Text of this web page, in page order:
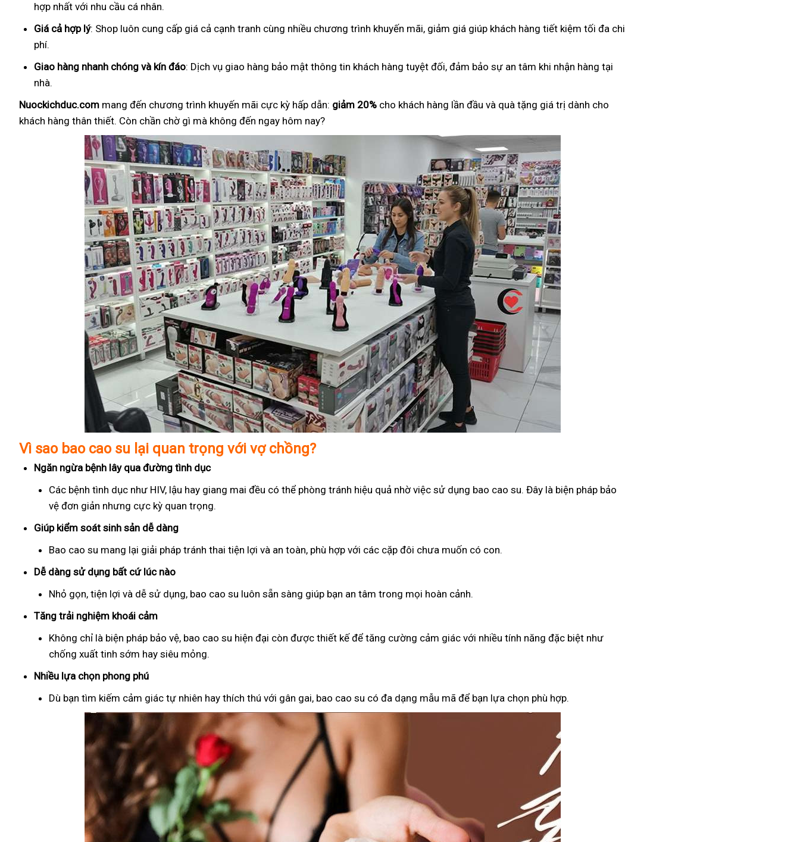
hợp nhất với nhu cầu cá nhân.
Giá cả hợp lý: Shop luôn cung cấp giá cả cạnh tranh cùng nhiều chương trình khuyến mãi, giảm giá giúp khách hàng tiết kiệm tối đa chi
phí.
Giao hàng nhanh chóng và kín đáo: Dịch vụ giao hàng bảo mật thông tin khách hàng tuyệt đối, đảm bảo sự an tâm khi nhận hàng tại
nhà.
Nuockichduc.com mang đến chương trình khuyến mãi cực kỳ hấp dẫn: giảm 20% cho khách hàng lần đầu và quà tặng giá trị dành cho
khách hàng thân thiết. Còn chần chờ gì mà không đến ngay hôm nay?
Vì sao bao cao su lại quan trọng với vợ chồng?
Ngăn ngừa bệnh lây qua đường tình dục
Các bệnh tình dục như HIV, lậu hay giang mai đều có thể phòng tránh hiệu quả nhờ việc sử dụng bao cao su. Đây là biện pháp bảo
vệ đơn giản nhưng cực kỳ quan trọng.
Giúp kiểm soát sinh sản dễ dàng
Bao cao su mang lại giải pháp tránh thai tiện lợi và an toàn, phù hợp với các cặp đôi chưa muốn có con.
Dễ dàng sử dụng bất cứ lúc nào
Nhỏ gọn, tiện lợi và dễ sử dụng, bao cao su luôn sẵn sàng giúp bạn an tâm trong mọi hoàn cảnh.
Tăng trải nghiệm khoái cảm
Không chỉ là biện pháp bảo vệ, bao cao su hiện đại còn được thiết kế để tăng cường cảm giác với nhiều tính năng đặc biệt như
chống xuất tinh sớm hay siêu mỏng.
Nhiều lựa chọn phong phú
Dù bạn tìm kiếm cảm giác tự nhiên hay thích thú với gân gai, bao cao su có đa dạng mẫu mã để bạn lựa chọn phù hợp.